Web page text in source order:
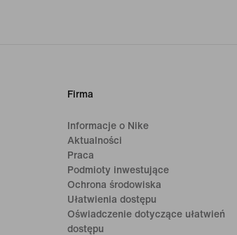
Firma
Informacje o Nike
Aktualności
Praca
Podmioty inwestujące
Ochrona środowiska
Ułatwienia dostępu
Oświadczenie dotyczące ułatwień
dostępu